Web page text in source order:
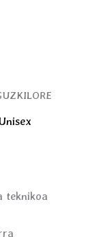
teknikoa